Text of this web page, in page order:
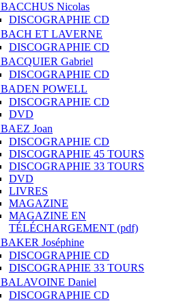
BACCHUS Nicolas
DISCOGRAPHIE CD
BACH ET LAVERNE
DISCOGRAPHIE CD
BACQUIER Gabriel
DISCOGRAPHIE CD
BADEN POWELL
DISCOGRAPHIE CD
DVD
BAEZ Joan
DISCOGRAPHIE CD
DISCOGRAPHIE 45 TOURS
DISCOGRAPHIE 33 TOURS
DVD
LIVRES
MAGAZINE
MAGAZINE EN
TÉLÉCHARGEMENT (pdf)
BAKER Joséphine
DISCOGRAPHIE CD
DISCOGRAPHIE 33 TOURS
BALAVOINE Daniel
DISCOGRAPHIE CD